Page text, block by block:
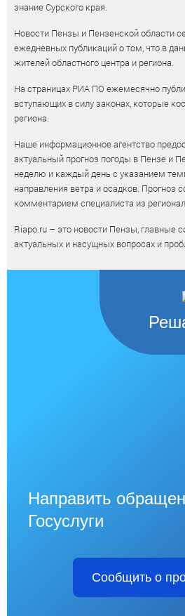
знание Сурского края.
Новости Пензы и Пензенской области
ежедневных публикаций о том, что в
жителей областного центра и региона.
На страницах РИА ПО ежемесячно
вступающих в силу законах, которые
региона.
Наше информационное агентство
актуальный прогноз погоды в Пензе и
неделю и каждый день с указанием
направления ветра и осадков. Прогноз
комментарием специалиста из
Riapo.ru – это новости Пензы, главные
актуальных и насущных вопросах и
Направить
Госуслуги
Сообщить о